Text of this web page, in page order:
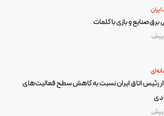
صنایع و بازی با کلمات
رئیس اتاق ایران نسبت به کاهش سطح فعالیت‌های